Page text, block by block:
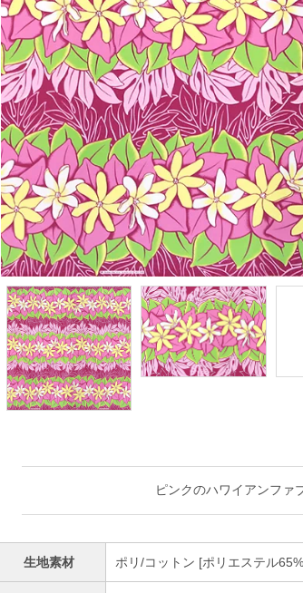
ピンクのハワイアンファ
生地素材 ポリ/コットン [ポリエステル